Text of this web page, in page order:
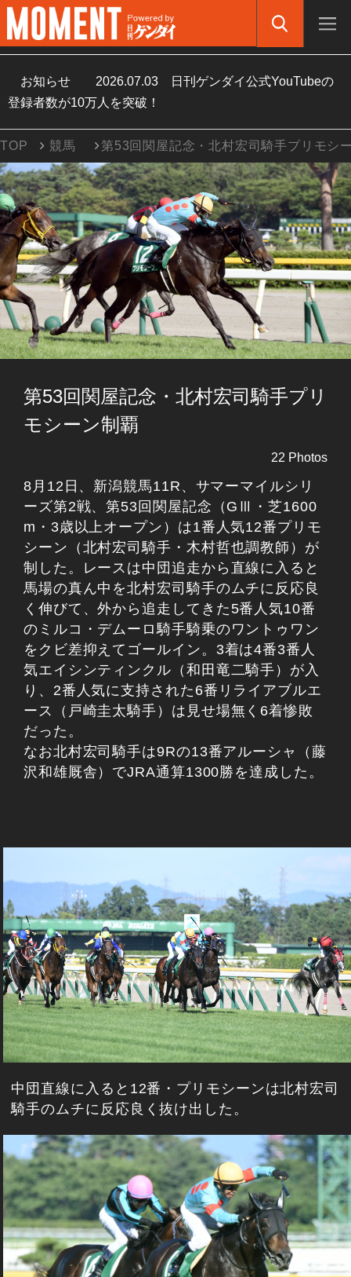
お知らせ 2026.07.03
日刊ゲンダイ公式YouTubeの
登録者数が10万人を突破！
TOP 競馬 第53回関屋記念・北村宏司騎手プリモシ
第53回関屋記念・北村宏司騎手プリ
モシーン制覇
22 Photos
8月12日、新潟競馬11R、サマーマイルシリ
ーズ第2戦、第53回関屋記念（GⅢ・芝1600
m・3歳以上オープン）は1番人気12番プリモ
シーン（北村宏司騎手・木村哲也調教師）が
制した。レースは中団追走から直線に入ると
馬場の真ん中を北村宏司騎手のムチに反応良
く伸びて、外から追走してきた5番人気10番
のミルコ・デムーロ騎手騎乗のワントゥワン
をクビ差抑えてゴールイン。3着は4番3番人
気エイシンティンクル（和田竜二騎手）が入
り、2番人気に支持された6番リライアブルエ
ース（戸崎圭太騎手）は見せ場無く6着惨敗
だった。
なお北村宏司騎手は9Rの13番アルーシャ（藤
沢和雄厩舎）でJRA通算1300勝を達成した。
中団直線に入ると12番・プリモシーンは北村宏司
騎手のムチに反応良く抜け出した。